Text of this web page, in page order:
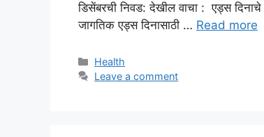
डिसेंबरची निवड: देखील वाचा : एड्स
जागतिक एड्स दिनासाठी … Read more
Categories
Health
Leave a comment